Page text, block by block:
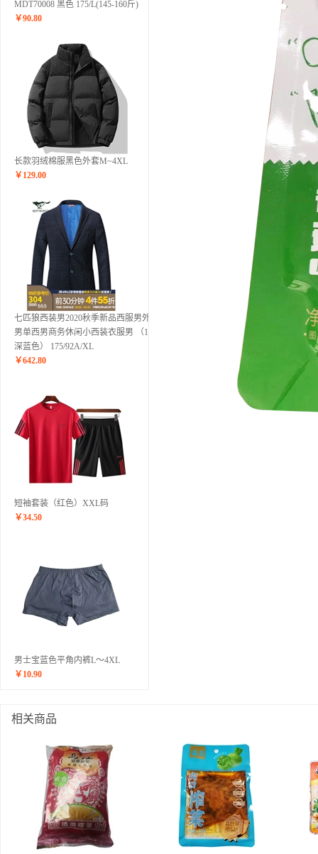
MDT70008 黑色 175/L(145-160斤)
￥90.80
长款羽绒棉服黑色外套M~4XL
￥ 129.00
七匹狼西装男2020秋季新品西服男外套
男单西男商务休闲小西装衣服男 （102
深蓝色） 175/92A/XL
￥642.80
短袖套装（红色）XXL码
￥34.50
男士宝蓝色平角内裤L～4XL
￥ 10.90
相关商品